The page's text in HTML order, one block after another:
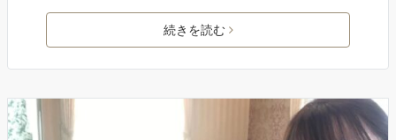
続きを読む